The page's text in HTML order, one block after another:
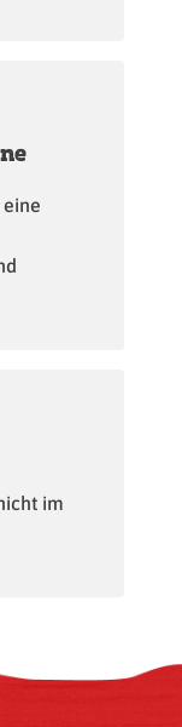
im